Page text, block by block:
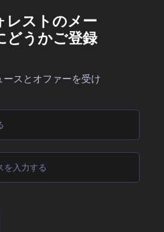
レストのメー
どうかご登録
スとオファーを受け